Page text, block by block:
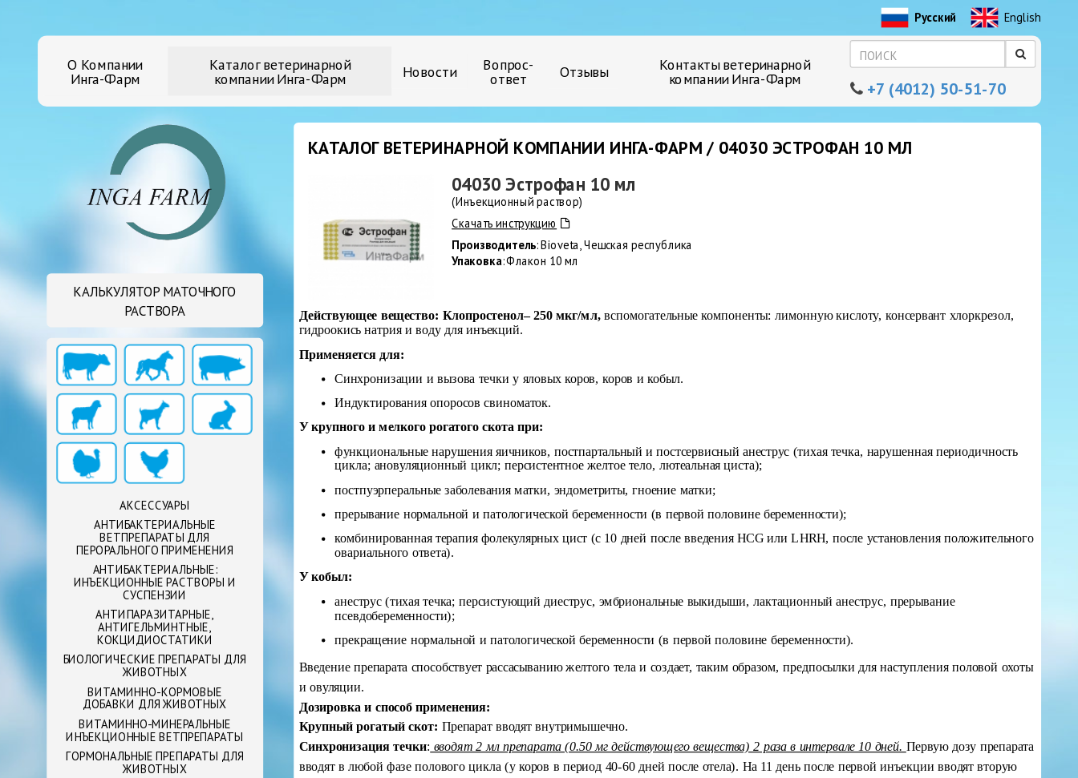
Русский English
О Компании
Инга-Фарм
Каталог ветеринарной
компании Инга-Фарм Новости Вопрос-
ответ Отзывы Контакты ветеринарной
компании Инга-Фарм
+7 (4012) 50-51-70
КАЛЬКУЛЯТОР МАТОЧНОГО
РАСТВОРА
АКСЕССУАРЫ
АНТИБАКТЕРИАЛЬНЫЕ
ВЕТПРЕПАРАТЫ ДЛЯ
ПЕРОРАЛЬНОГО ПРИМЕНЕНИЯ
АНТИБАКТЕРИАЛЬНЫЕ:
ИНЪЕКЦИОННЫЕ РАСТВОРЫ И
СУСПЕНЗИИ
АНТИПАРАЗИТАРНЫЕ,
АНТИГЕЛЬМИНТНЫЕ,
КОКЦИДИОСТАТИКИ
БИОЛОГИЧЕСКИЕ ПРЕПАРАТЫ ДЛЯ
ЖИВОТНЫХ
ВИТАМИННО-КОРМОВЫЕ
ДОБАВКИ ДЛЯ ЖИВОТНЫХ
ВИТАМИННО-МИНЕРАЛЬНЫЕ
ИНЪЕКЦИОННЫЕ ВЕТПРЕПАРАТЫ
ГОРМОНАЛЬНЫЕ ПРЕПАРАТЫ ДЛЯ
ЖИВОТНЫХ
КАТАЛОГ ВЕТЕРИНАРНОЙ КОМПАНИИ ИНГА-ФАРМ / 04030 ЭСТРОФАН 10 МЛ
04030 Эстрофан 10 мл
(Инъекционный раствор)
Скачать инструкцию
Производитель: Bioveta, Чешская республика
Упаковка: Флакон 10 мл
Действующее вещество: Клопростенол– 250 мкг/мл, вспомогательные компоненты: лимонную кислоту, консервант хлоркрезол,
гидроокись натрия и воду для инъекций.
Применяется для:
Синхронизации и вызова течки у яловых коров, коров и кобыл.
Индуктирования опоросов свиноматок.
У крупного и мелкого рогатого скота при:
функциональные нарушения яичников, постпартальный и постсервисный анеструс (тихая течка, нарушенная периодичность
цикла; ановуляционный цикл; персистентное желтое тело, лютеальная циста);
постпуэрперальные заболевания матки, эндометриты, гноение матки;
прерывание нормальной и патологической беременности (в первой половине беременности);
комбинированная терапия фолекулярных цист (с 10 дней после введения HCG или LHRH, после установления положительного
овариального ответа).
У кобыл:
анеструс (тихая течка; персистующий диеструс, эмбриональные выкидыши, лактационный анеструс, прерывание
псевдобеременности);
прекращение нормальной и патологической беременности (в первой половине беременности).
Введение препарата способствует рассасыванию желтого тела и создает, таким образом, предпосылки для наступления половой охоты
и овуляции.
Дозировка и способ применения:
Крупный рогатый скот: Препарат вводят внутримышечно.
Синхронизация течки: вводят 2 мл препарата (0.50 мг действующего вещества) 2 раза в интервале 10 дней. Первую дозу препарата
вводят в любой фазе полового цикла (у коров в период 40-60 дней после отела). На 11 день после первой инъекции вводят вторую